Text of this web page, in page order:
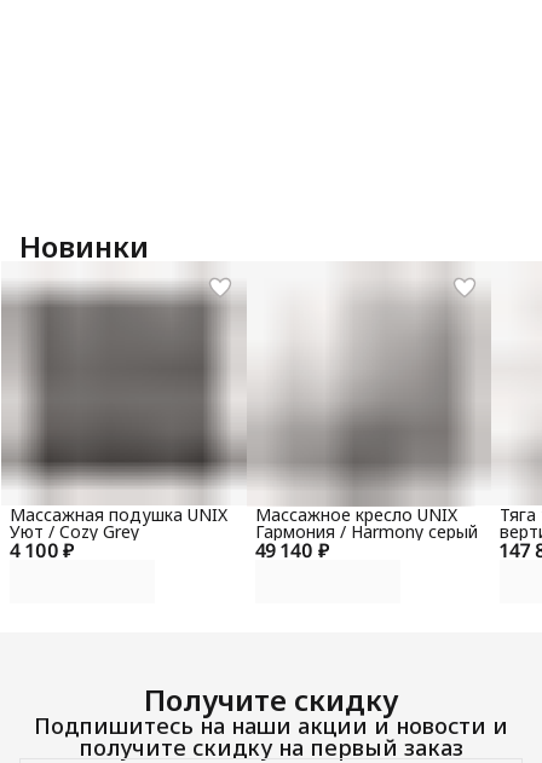
Новинки
4 100 ₽
Массажная подушка UNIX
Уют / Cozy Grey
49 140 ₽
Массажное кресло UNIX
Гармония / Harmony серый
147
100
Получите скидку
Подпишитесь на наши акции и новости и
получите скидку на первый заказ